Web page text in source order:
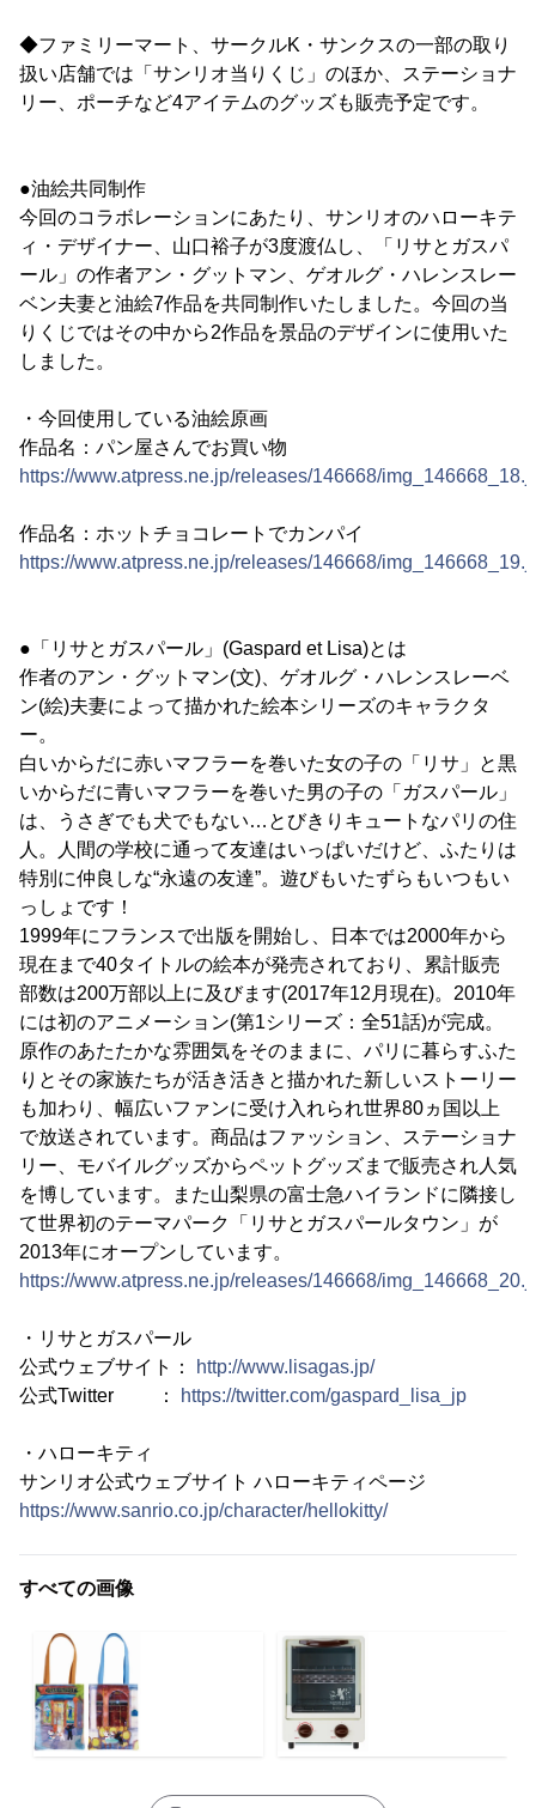
◆ファミリーマート、サークルK・サンクスの一部の取り
扱い店舗では「サンリオ当りくじ」のほか、ステーショナ
リー、ポーチなど4アイテムのグッズも販売予定です。
●油絵共同制作
今回のコラボレーションにあたり、サンリオのハローキテ
ィ・デザイナー、山口裕子が3度渡仏し、「リサとガスパ
ール」の作者アン・グットマン、ゲオルグ・ハレンスレー
ベン夫妻と油絵7作品を共同制作いたしました。今回の当
りくじではその中から2作品を景品のデザインに使用いた
しました。
・今回使用している油絵原画
作品名：パン屋さんでお買い物
https://www.atpress.ne.jp/releases/146668/
作品名：ホットチョコレートでカンパイ
https://www.atpress.ne.jp/releases/146668/
●「リサとガスパール」(Gaspard et Lisa)とは
作者のアン・グットマン(文)、ゲオルグ・ハレンスレーベ
ン(絵)夫妻によって描かれた絵本シリーズのキャラクタ
ー。
白いからだに赤いマフラーを巻いた女の子の「リサ」と黒
いからだに青いマフラーを巻いた男の子の「ガスパール」
は、うさぎでも犬でもない…とびきりキュートなパリの住
人。人間の学校に通って友達はいっぱいだけど、ふたりは
特別に仲良しな“永遠の友達”。遊びもいたずらもいつもい
っしょです！
1999年にフランスで出版を開始し、日本では2000年から
現在まで40タイトルの絵本が発売されており、累計販売
部数は200万部以上に及びます(2017年12月現在)。2010年
には初のアニメーション(第1シリーズ：全51話)が完成。
原作のあたたかな雰囲気をそのままに、パリに暮らすふた
りとその家族たちが活き活きと描かれた新しいストーリー
も加わり、幅広いファンに受け入れられ世界80ヵ国以上
で放送されています。商品はファッション、ステーショナ
リー、モバイルグッズからペットグッズまで販売され人気
を博しています。また山梨県の富士急ハイランドに隣接し
て世界初のテーマパーク「リサとガスパールタウン」が
2013年にオープンしています。
https://www.atpress.ne.jp/releases/146668/
・リサとガスパール
公式ウェブサイト：
http://www.lisagas.jp/
公式Twitter ：
https://twitter.com/gaspard_lisa_jp
・ハローキティ
サンリオ公式ウェブサイト ハローキティページ
https://www.sanrio.co.jp/character/hellokitty/
すべての画像